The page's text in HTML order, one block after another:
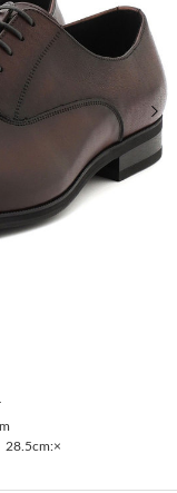
次
28.5cm:×